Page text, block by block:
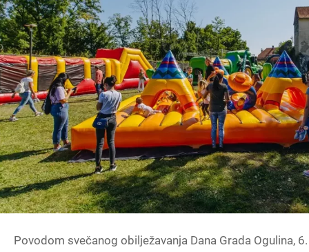
Povodom svečanog obilježavanja Dana Grada Ogulina,